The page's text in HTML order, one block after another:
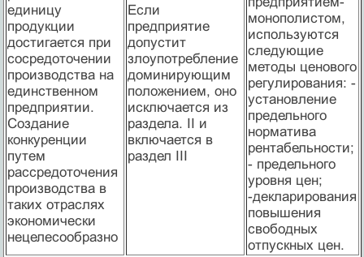
единицу
продукции
достигается при
сосре­доточении
производс­тва на
единственном
предприятии.
Создание
конкуренции
путем
рассредоточения
производства в
таких отраслях
экономически
нецелесообразно
Если
предприятие
допустит
злоупотребление
доминирующим
положением, оно
исключается из
раздела. II и
включается в
раздел III
монополистом,
используются
следующие
методы ценового
регулирования: -
установление
предельного
норматива
рентабельности;
- предельного
уровня цен;
-декларирования
повышения
свободных
отпускных цен.